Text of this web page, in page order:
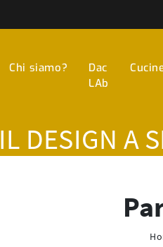
Chi siamo?
Dac
LAb
IL DESIGN A